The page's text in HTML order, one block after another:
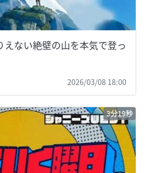
えない絶壁の山を本気で登っ
2026/03/08 18:00
3分19秒